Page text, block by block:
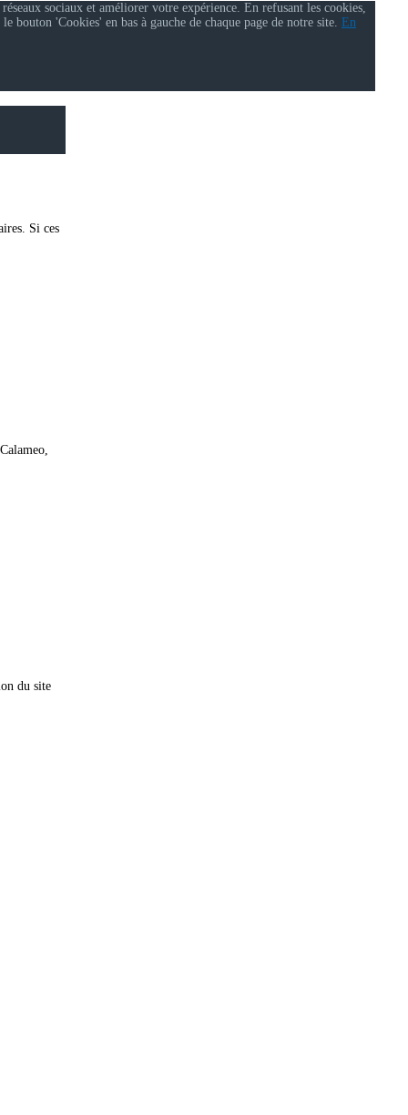
sociaux et améliorer votre expérience. En refusant les cookies,
bouton 'Cookies' en bas à gauche de chaque page de notre site. En
Si ces
du site